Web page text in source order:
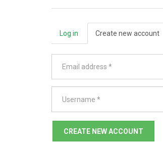
Primary
tabs
Log in Create new account
CREATE NEW ACCOUNT